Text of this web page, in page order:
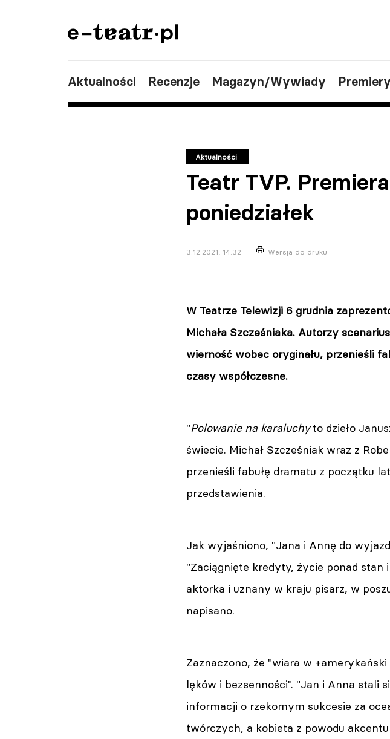
Aktualności Recenzje Magazyn/Wywiady Premiery
Aktualności
Teatr TVP.
poniedziałek
3.12.2021, 14:32 Wersja do druku
W Teatrze Telewizji 6 grudnia
Michała Szcześniaka. Autorzy
wierność wobec oryginału, przenieśli
czasy współczesne.
"Polowanie na karaluchyto dzieło
świecie. Michał Szcześniak wraz z
przenieśli fabułę dramatu z początku
przedstawienia.
Jak wyjaśniono, "Jana i Annę do
"Zaciągnięte kredyty, życie ponad stan
aktorka i uznany w kraju pisarz, w
napisano.
Zaznaczono, że "wiara w
lęków i bezsenności". "Jan i Anna stali
informacji o rzekomym sukcesie za
twórczych, a kobieta z powodu